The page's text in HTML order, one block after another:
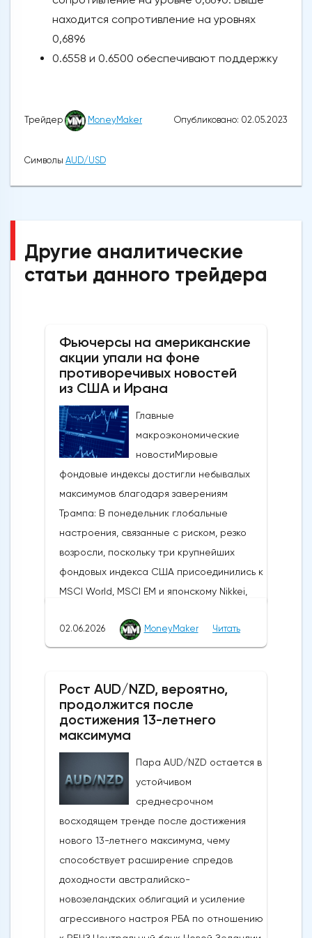
находится сопротивление на уровнях
0,6896
0.6558 и 0.6500 обеспечивают поддержку
Трейдер MoneyMaker Опубликовано: 02.05.2023
Символы AUD/USD
Другие аналитические
статьи данного трейдера
Фьючерсы на американские
акции упали на фоне
противоречивых новостей
из США и Ирана
Главные
макроэкономические
новостиМировые
фондовые индексы достигли небывалых
максимумов благодаря заверениям
Трампа: В понедельник глобальные
настроения, связанные с риском, резко
возросли, поскольку три крупнейших
фондовых индекса США присоединились к
MSCI World, MSCI EM и японскому Nikkei,
Широкое продвижение вперед
последовало за заявлениями президента
то, что, несмотря на новые военные
обмены в выходные, Вашингтон и Тегеран
по-прежнему ведут активные
дискуссии.Производственная активность в
США достигла 4-летнего максимума:
Несмотря на структурные проблемы,
связанные с нефтяным кризисом в
регионе и рекордно низким уровнем
потребительского доверия,
опубликованные в понедельник данные
показали, что производственная
активность в США растет самыми
02.06.2026 MoneyMaker Читать
Рост AUD/NZD, вероятно,
продолжится после
достижения 13-летнего
максимума
Пара AUD/NZD остается в
устойчивом
среднесрочном
восходящем тренде после достижения
нового 13-летнего максимума, чему
способствует расширение спредов
доходности австралийско-
новозеландских облигаций и усиление
агрессивного настроя РБА по отношению